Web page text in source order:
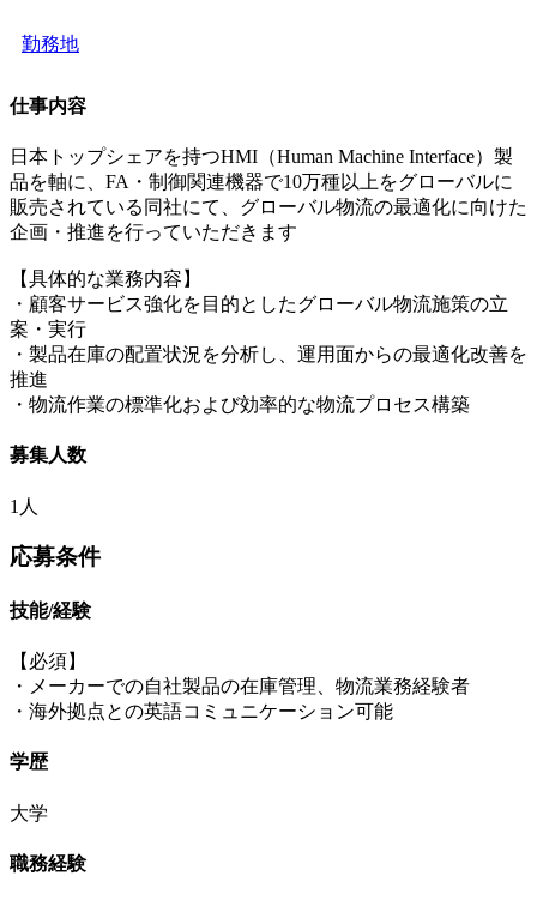
勤務地
仕事内容
日本トップシェアを持つHMI（Human Machine Interface）製
品を軸に、FA・制御関連機器で10万種以上をグローバルに
販売されている同社にて、グローバル物流の最適化に向けた
企画・推進を行っていただきます
【具体的な業務内容】
・顧客サービス強化を目的としたグローバル物流施策の立
案・実行
・製品在庫の配置状況を分析し、運用面からの最適化改善を
推進
・物流作業の標準化および効率的な物流プロセス構築
募集人数
1人
応募条件
技能/経験
【必須】
・メーカーでの自社製品の在庫管理、物流業務経験者
・海外拠点との英語コミュニケーション可能
学歴
大学
職務経験